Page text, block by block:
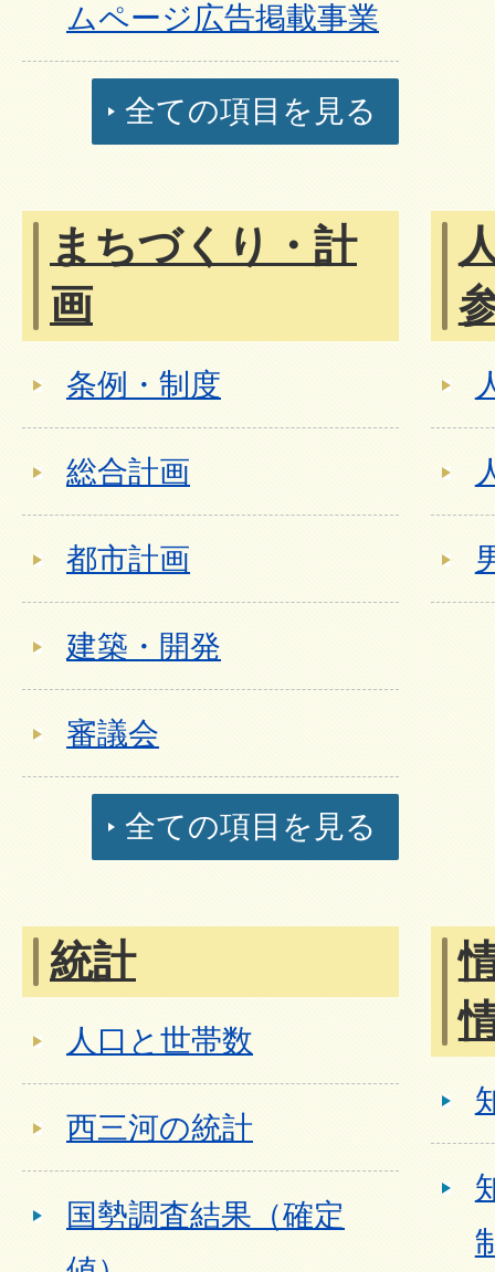
ムページ広告掲載事業
全ての項目を見る
まちづくり・計
画
条例・制度
総合計画
都市計画
建築・開発
審議会
全ての項目を見る
統計
人口と世帯数
西三河の統計
国勢調査結果（確定